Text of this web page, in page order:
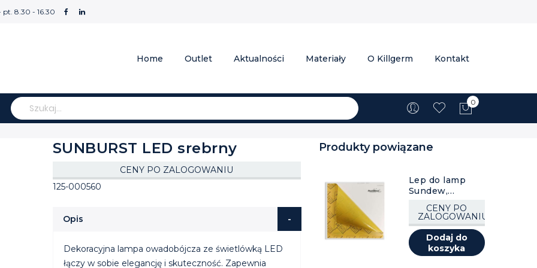
pt. 8.30 - 16.30
Home Outlet Aktualności Materiały O Killgerm Kontakt
Szukaj Mój koszyk
0
SUNBURST LED srebrny
CENY PO ZALOGOWANIU
125-000560
Opis
Dekoracyjna lampa owadobójcza ze świetlówką LED
łączy w sobie elegancję i skuteczność. Zapewnia
Produkty powiązane
Lep do lamp
Sundew,
CENY PO
ZALOGOWANIU
Dodaj do
koszyka